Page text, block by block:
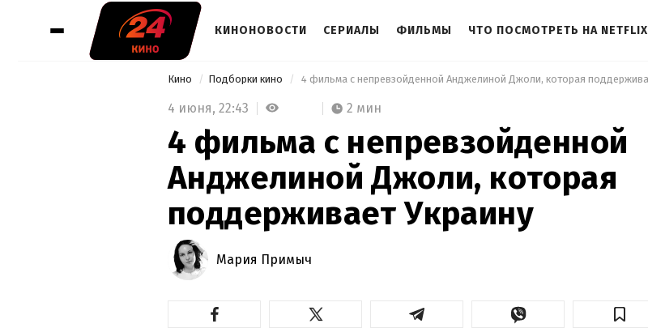
КИНОНОВОСТИ СЕРИАЛЫ ФИЛЬМЫ ЧТО ПОСМОТРЕТЬ НА NETFLIX
Кино Подборки кино
4 июня, 22:43 2 мин
4 фильма с непревзойденной
Анджелиной Джоли, которая
поддерживает Украину
Мария Примыч